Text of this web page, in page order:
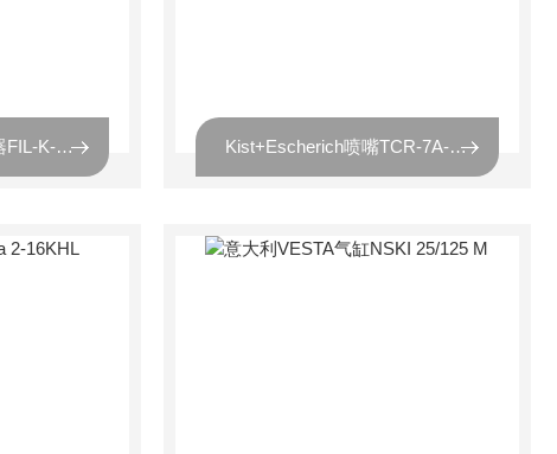
Kist+Escherich过滤器FIL-K-400-400-292 Kist+Escherich喷嘴TCR-7A-130-S05